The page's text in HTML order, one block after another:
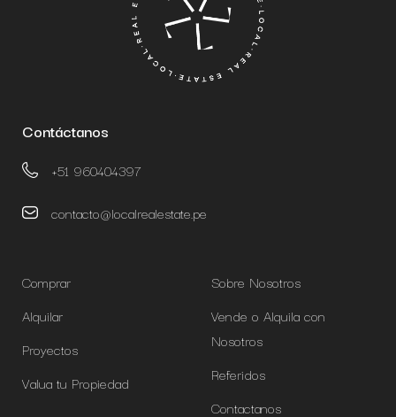
Contáctanos
+51 960404397
contacto@localrealestate.pe
Comprar
Alquilar
Proyectos
Valua tu Propiedad
Sobre Nosotros
Vende o Alquila con
Nosotros
Referidos
Contactanos